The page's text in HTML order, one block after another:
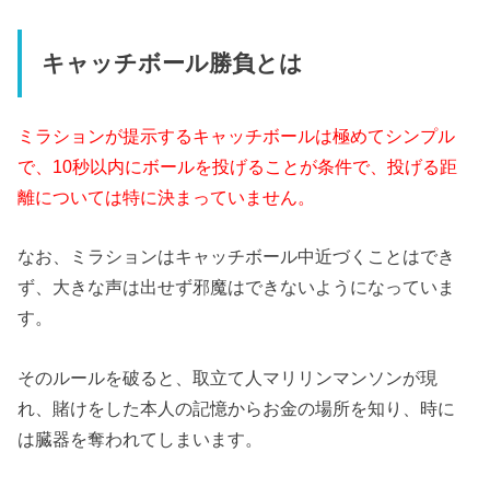
キャッチボール勝負とは
ミラションが提示するキャッチボールは極めてシンプル
で、10秒以内にボールを投げることが条件で、投げる距
離については特に決まっていません。
なお、ミラションはキャッチボール中近づくことはでき
ず、大きな声は出せず邪魔はできないようになっていま
す。
そのルールを破ると、取立て人マリリンマンソンが現
れ、賭けをした本人の記憶からお金の場所を知り、時に
は臓器を奪われてしまいます。